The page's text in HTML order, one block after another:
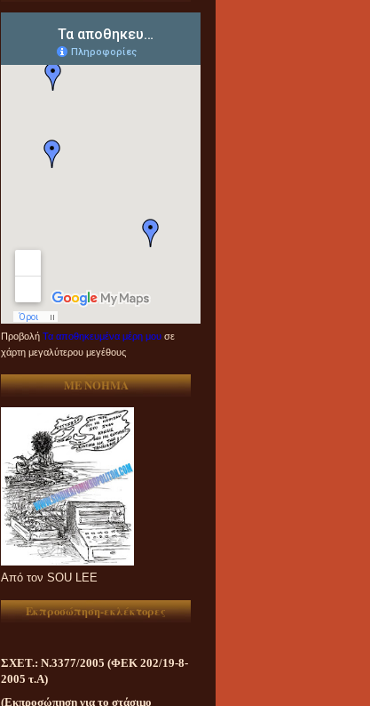
Προβολή Τα αποθηκευμένα μέρη μου σε
χάρτη μεγαλύτερου μεγέθους
ME NOHMA
Aπό τον SOU LEE
Εκπροσώπηση-εκλέκτορες
ΣΧΕΤ.: Ν.3377/2005 (ΦΕΚ 202/19-8-
2005 τ.Α)
(Εκπροσώπηση για το στάσιμο